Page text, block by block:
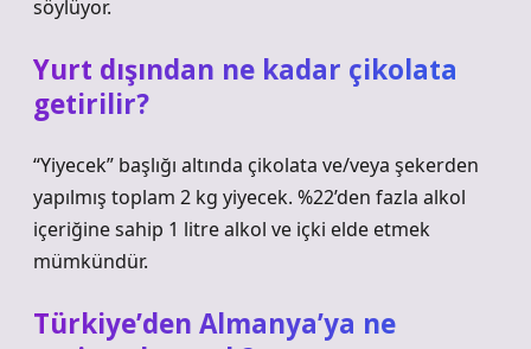
söylüyor.
Yurt dışından ne kadar çikolata
getirilir?
“Yiyecek” başlığı altında çikolata ve/veya şekerden
yapılmış toplam 2 kg yiyecek. %22’den fazla alkol
içeriğine sahip 1 litre alkol ve içki elde etmek
mümkündür.
Türkiye’den Almanya’ya ne